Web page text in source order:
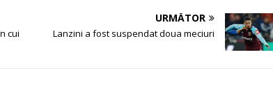
cui
URMĂTOR
Lanzini a fost suspendat doua meciuri